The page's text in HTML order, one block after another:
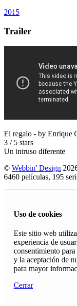
2015
Trailer
El regalo - by Enrique
3 / 5 stars
Un intruso diferente
© Webbin' Design
6460 películas, 195
Uso de cookies
Este sitio web
experiencia de
consentimiento
y la aceptación de
para mayor
Cerrar